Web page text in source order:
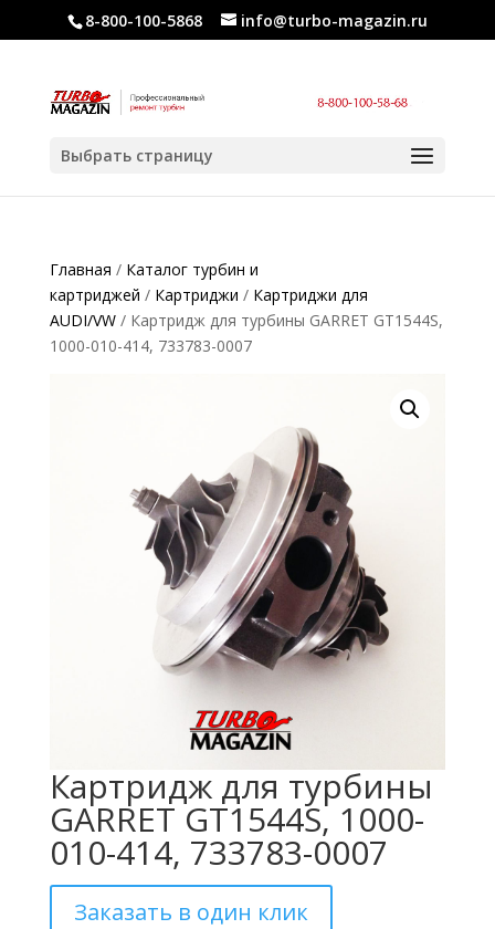
8-800-100-5868 info@turbo-magazin.ru
Выбрать страницу
Главная / Каталог турбин и
картриджей / Картриджи / Картриджи для
AUDI/VW/ Картридж для турбины GARRET GT1544S,
1000-010-414, 733783-0007
Картридж для турбины
GARRET GT1544S, 1000-
010-414, 733783-0007
Заказать в один клик